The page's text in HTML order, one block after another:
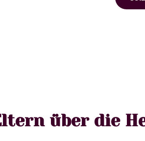
über die